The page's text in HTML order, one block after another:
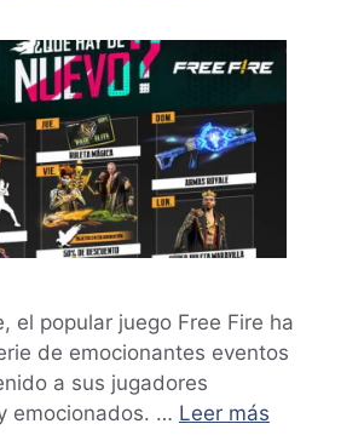
el popular juego Free Fire ha
de emocionantes eventos
a sus jugadores
emocionados. … Leer más